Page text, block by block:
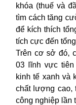
khóa (thuế và
tìm cách tăng
để kích thích
tích cực đến
Trên cơ sở đó,
03 lĩnh vực tiên
kinh tế xanh và
chất lượng cao,
công nghiệp lần